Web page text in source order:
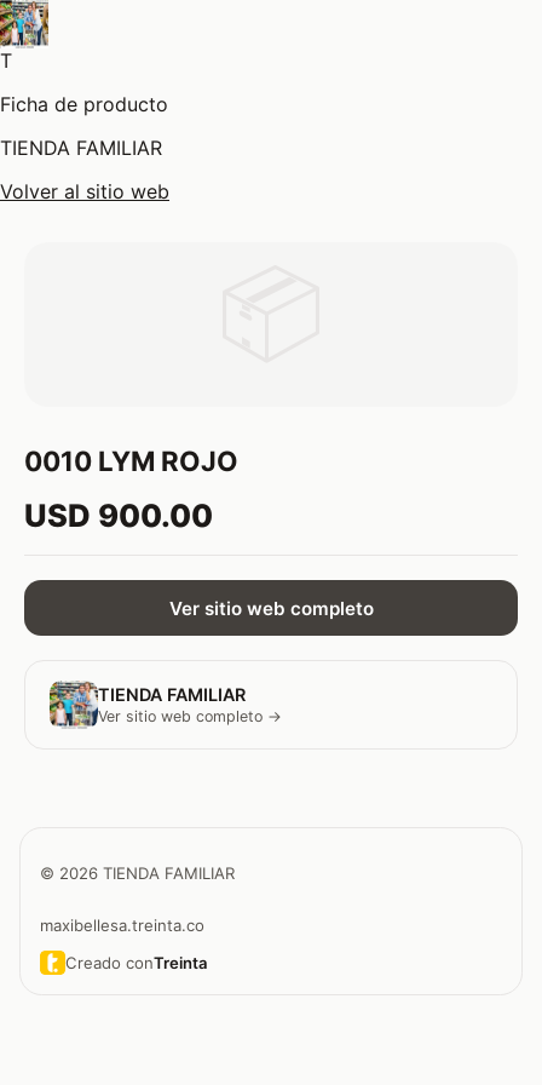
T
Ficha de producto
TIENDA FAMILIAR
Volver al sitio web
0010 LYM ROJO
USD 900.00
Ver sitio web completo
TIENDA FAMILIAR
Ver sitio web completo →
© 2026 TIENDA FAMILIAR
maxibellesa.treinta.co
Creado conTreinta